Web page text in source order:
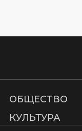
ОБЩЕСТВО
КУЛЬТУРА